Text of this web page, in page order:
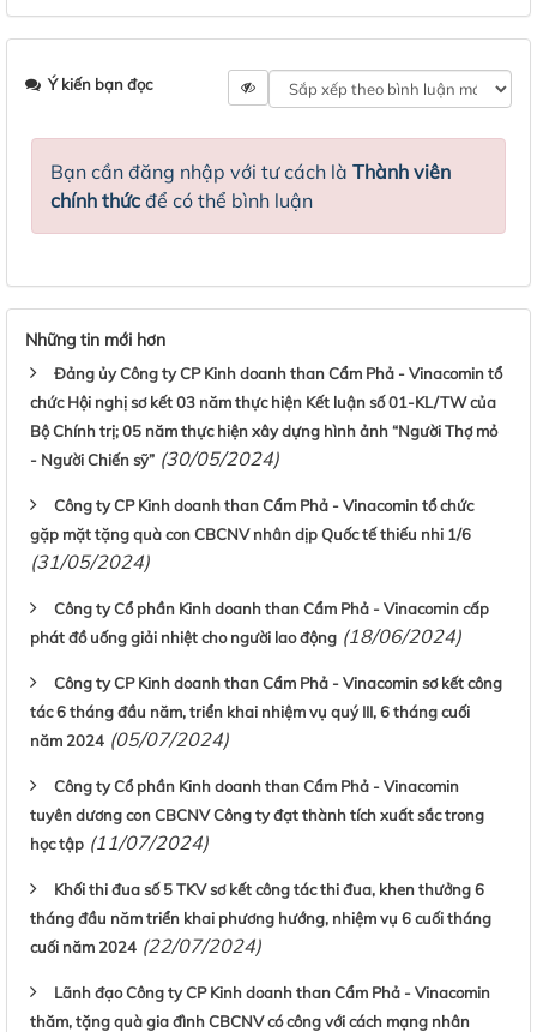
Ý kiến bạn đọc
Bạn cần đăng nhập với tư cách là Thành viên
chính thức để có thể bình luận
Những tin mới hơn
Đảng ủy Công ty CP Kinh doanh than Cẩm Phả - Vinacomin tổ
chức Hội nghị sơ kết 03 năm thực hiện Kết luận số 01-KL/TW của
Bộ Chính trị; 05 năm thực hiện xây dựng hình ảnh “Người Thợ mỏ
- Người Chiến sỹ” (30/05/2024)
Công ty CP Kinh doanh than Cẩm Phả - Vinacomin tổ chức
gặp mặt tặng quà con CBCNV nhân dịp Quốc tế thiếu nhi 1/6
(31/05/2024)
Công ty Cổ phần Kinh doanh than Cẩm Phả - Vinacomin cấp
phát đồ uống giải nhiệt cho người lao động (18/06/2024)
Công ty CP Kinh doanh than Cẩm Phả - Vinacomin sơ kết công
tác 6 tháng đầu năm, triển khai nhiệm vụ quý III, 6 tháng cuối
năm 2024 (05/07/2024)
Công ty Cổ phần Kinh doanh than Cẩm Phả - Vinacomin
tuyên dương con CBCNV Công ty đạt thành tích xuất sắc trong
học tập (11/07/2024)
Khối thi đua số 5 TKV sơ kết công tác thi đua, khen thưởng 6
tháng đầu năm triển khai phương hướng, nhiệm vụ 6 cuối tháng
cuối năm 2024 (22/07/2024)
Lãnh đạo Công ty CP Kinh doanh than Cẩm Phả - Vinacomin
thăm, tặng quà gia đình CBCNV có công với cách mạng nhân